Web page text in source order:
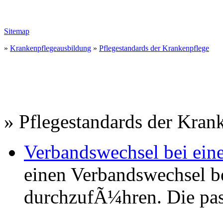
Sitemap
» Krankenpflegeausbildung » Pflegestandards der Krankenpflege
» Pflegestandards der
Verbandswechsel bei
einen Verbandswechsel
durchzufÃ¼hren. Die